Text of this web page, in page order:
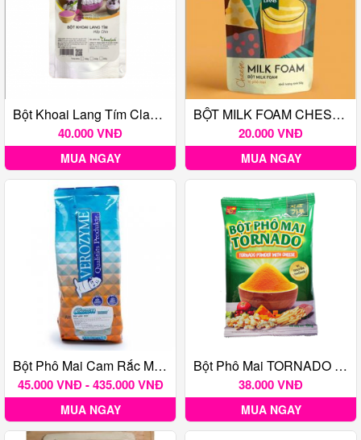
Bột Khoai Lang Tím Classy Food 100g
40.000 VNĐ
MUA NGAY
BỘT MILK FOAM CHESSE DANS 50G
20.000 VNĐ
MUA NGAY
Bột Phô Mai Cam Rắc Malaysia
45.000 VNĐ - 435.000 VNĐ
MUA NGAY
Bột Phô Mai TORNADO VỊ TRUYỀN THỐNG 100G
38.000 VNĐ
MUA NGAY